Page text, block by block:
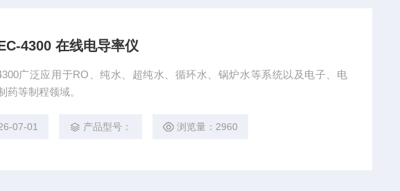
4300 在线电导率仪
广泛应用于RO、纯水、超纯水、循环水、锅炉水等系统以及电子、电
药等制程领域。
07-01 产品型号： 浏览量：2960